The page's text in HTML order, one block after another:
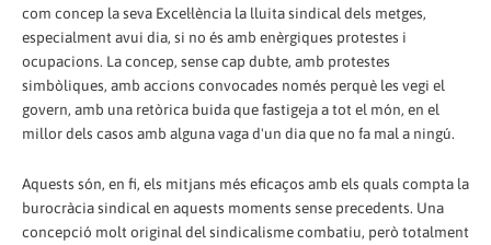
com concep la seva Excel·lència la lluita sindical dels metges,
especialment avui dia, si no és amb enèrgiques protestes i
ocupacions. La concep, sense cap dubte, amb protestes
simbòliques, amb accions convocades només perquè les vegi el
govern, amb una retòrica buida que fastigeja a tot el món, en el
millor dels casos amb alguna vaga d'un dia que no fa mal a ningú.
Aquests són, en fi, els mitjans més eficaços amb els quals compta la
burocràcia sindical en aquests moments sense precedents. Una
concepció molt original del sindicalisme combatiu, però totalment